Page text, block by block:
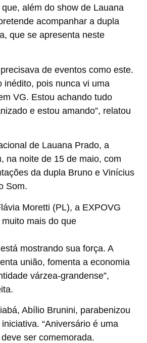
além do show de Lauana
acompanhar a dupla
que se apresenta neste
de eventos como este.
inédito, pois nunca vi uma
VG. Estou achando tudo
e estou amando”, relatou
de Lauana Prado, a
na noite de 15 de maio, com
da dupla Bruno e Vinícius
Som.
Moretti (PL), a EXPOVG
mais do que
mostrando sua força. A
união, fomenta a economia
várzea-grandense”,
Abílio Brunini, parabenizou
“Aniversário é uma
ser comemorada.